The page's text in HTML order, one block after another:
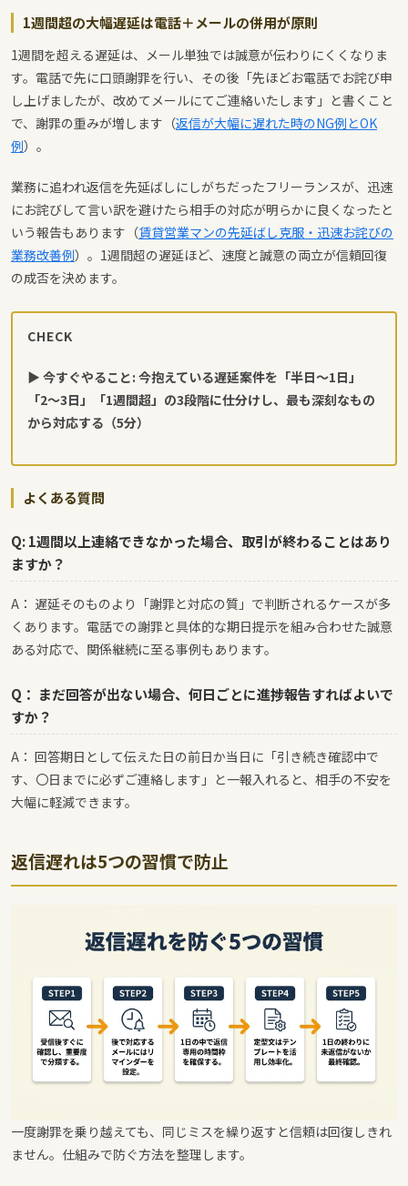
1週間超の大幅遅延は電話＋メールの併用が原則
1週間を超える遅延は、メール単独では誠意が伝わりにくくなりま
す。電話で先に口頭謝罪を行い、その後「先ほどお電話でお詫び申
し上げましたが、改めてメールにてご連絡いたします」と書くこと
で、謝罪の重みが増します（返信が大幅に遅れた時のNG例とOK
例）。
業務に追われ返信を先延ばしにしがちだったフリーランスが、迅速
にお詫びして言い訳を避けたら相手の対応が明らかに良くなったと
いう報告もあります（賃貸営業マンの先延ばし克服・迅速お詫びの
業務改善例）。1週間超の遅延ほど、速度と誠意の両立が信頼回復
の成否を決めます。
CHECK
▶ 今すぐやること: 今抱えている遅延案件を「半日〜1日」
「2〜3日」「1週間超」の3段階に仕分けし、最も深刻なもの
から対応する（5分）
よくある質問
Q: 1週間以上連絡できなかった場合、取引が終わることはあり
ますか？
A： 遅延そのものより「謝罪と対応の質」で判断されるケースが多
くあります。電話での謝罪と具体的な期日提示を組み合わせた誠意
ある対応で、関係継続に至る事例もあります。
Q： まだ回答が出ない場合、何日ごとに進捗報告すればよいで
すか？
A： 回答期日として伝えた日の前日か当日に「引き続き確認中で
す、〇日までに必ずご連絡します」と一報入れると、相手の不安を
大幅に軽減できます。
返信遅れは5つの習慣で防止
一度謝罪を乗り越えても、同じミスを繰り返すと信頼は回復しきれ
ません。仕組みで防ぐ方法を整理します。